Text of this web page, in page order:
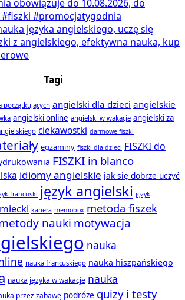
Tagi
początkujących angielski dla dzieci angielskie
angielski online angielski w wakacje angielski za
ciekawostki darmowe fiszki
egzaminy fiszki dla dzieci FISZKI do
FISZKI in blanco
idiomy angielskie jak się dobrze uczyć
francuski język angielski język
kariera memobox metoda fiszek
nauki motywacja
nauka
nauka francuskiego nauka hiszpańskiego
nauka języka w wakacje nauka
przez zabawę podróże quizy i testy